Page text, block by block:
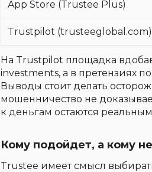
App Store (Trustee Plus)
Trustpilot (trusteeglobal.com)
На Trustpilot площадка
investments, а в претензиях
Выводы стоит делать
мошенничество не
к деньгам остаются
Кому подойдет, а кому
Trustee имеет смысл